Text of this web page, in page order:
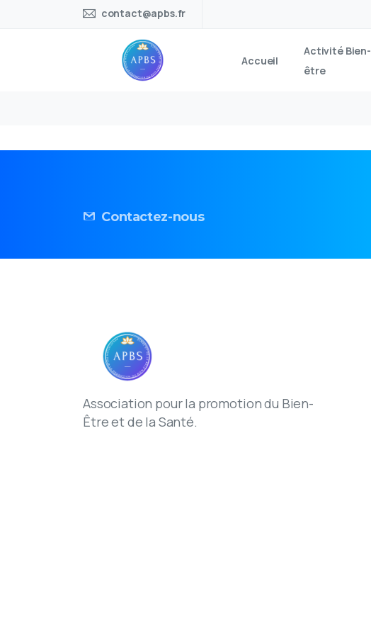
contact@apbs.fr
Accueil
Activité Bien-
être
Contactez-nous
Association pour la promotion du Bien-
Être et de la Santé.